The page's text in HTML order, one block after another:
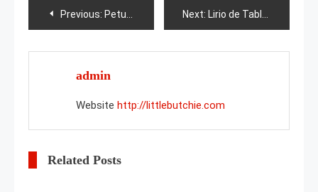
Post
navigation
Previous: Petunia Cascadias Rim Cherry Next: Lirio de Tabledance
admin
Website http://littlebutchie.com
Related Posts